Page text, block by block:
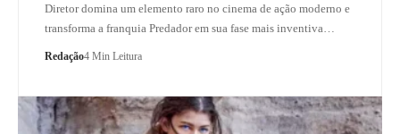
Diretor domina um elemento raro no cinema de ação moderno e
transforma a franquia Predador em sua fase mais inventiva…
Redação4 Min Leitura